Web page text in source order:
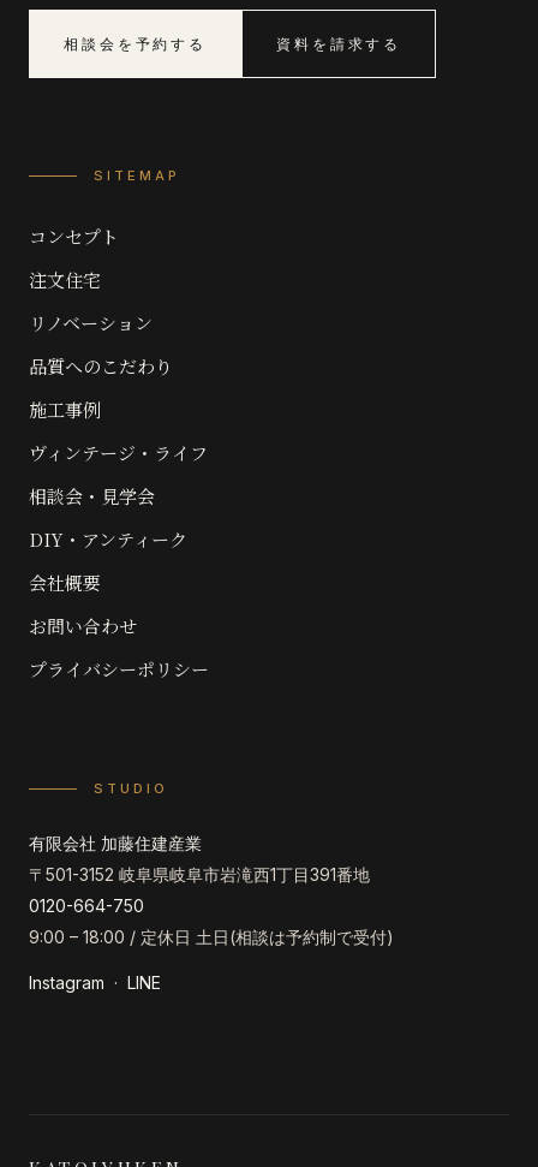
相談会を予約する 資料を請求する
SITEMAP
コンセプト
注文住宅
リノベーション
品質へのこだわり
施工事例
ヴィンテージ・ライフ
相談会・見学会
DIY・アンティーク
会社概要
お問い合わせ
プライバシーポリシー
STUDIO
有限会社 加藤住建産業
〒501-3152 岐阜県岐阜市岩滝西1丁目391番地
0120-664-750
9:00 – 18:00 / 定休日 土日(相談は予約制で受付)
Instagram · LINE